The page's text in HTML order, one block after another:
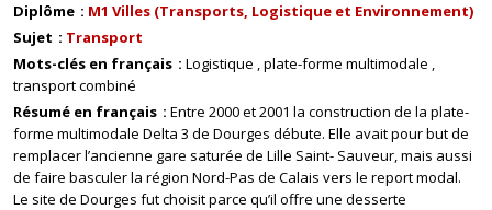
Diplôme
M1 Villes (Transports, Logistique et Environnement)
Sujet
Transport
Mots-clés en français
Logistique plate-forme multimodale
transport combiné
Résumé en français
Entre 2000 et 2001 la construction de la plate-
forme multimodale Delta 3 de Dourges débute. Elle avait pour but de
remplacer l’ancienne gare saturée de Lille Saint- Sauveur, mais aussi
de faire basculer la région Nord-Pas de Calais vers le report modal.
Le site de Dourges fut choisit parce qu’il offre une desserte